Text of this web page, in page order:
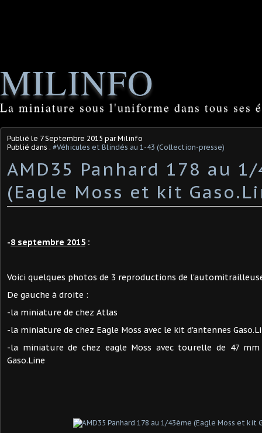
MILINFO
La miniature sous l'uniforme dans tous ses
Publié le 7 Septembre 2015 par Milinfo
Publié dans : #Véhicules et Blindés au 1-43 (Collection-presse)
AMD35 Panhard 178 au
(Eagle Moss et kit
-8 septembre 2015 :
Voici quelques photos de 3 reproductions de
De gauche à droite :
-la miniature de chez Atlas
-la miniature de chez Eagle Moss avec le kit d'antennes
-la miniature de chez eagle Moss avec tourelle de 47
Gaso.Line